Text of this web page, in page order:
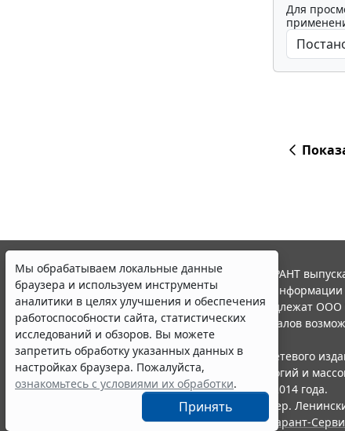
Для
Мы обрабатываем локальные данные
браузера и используем инструменты
аналитики в целях улучшения и обеспечения
работоспособности сайта, статистических
исследований и обзоров. Вы можете
запретить обработку указанных данных в
настройках браузера. Пожалуйста,
ознакомьтесь с условиями их обработки.
Принять
© ООО "НПП "ГАРАНТ-СЕРВИС", 2026. Система ГАРАНТ
участниками Российской ассоциации правовой информации
Все права на материалы сайта ГАРАНТ.РУ принадлежат
Полное или частичное воспроизведение материалов
Правила использования портала.
Портал ГАРАНТ.РУ зарегистрирован в качестве сетевого
надзору в сфере связи,информационных технологий и
(Роскомнадзором), Эл № ФС77-58365 от 18 июня 2014 года.
ООО "НПП "ГАРАНТ-СЕРВИС", 119234, г. Москва, тер.
Разработчик ЭПС Система ГАРАНТ – ООО "НПП "
Гарант-